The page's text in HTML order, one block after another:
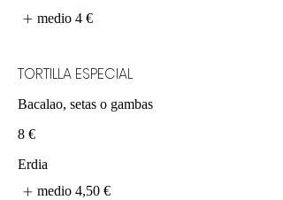
medio 4 €
TORTILLA ESPECIAL
Bacalao, setas o gambas
8 €
Erdia
medio 4,50 €